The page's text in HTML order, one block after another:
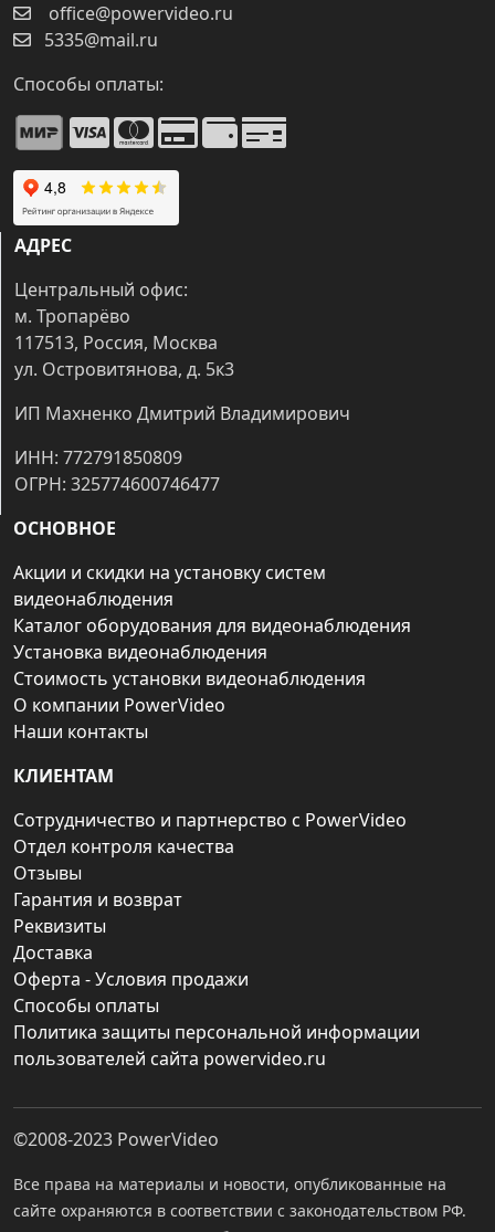
office@powervideo.ru
5335@mail.ru
Способы оплаты:
АДРЕС
Центральный офис:
м. Тропарёво
117513, Россия, Москва
ул. Островитянова, д. 5к3
ИП Махненко Дмитрий Владимирович
ИНН: 772791850809
ОГРН: 325774600746477
ОСНОВНОЕ
Акции и скидки на установку систем
видеонаблюдения
Каталог оборудования для видеонаблюдения
Установка видеонаблюдения
Стоимость установки видеонаблюдения
О компании PowerVideo
Наши контакты
КЛИЕНТАМ
Сотрудничество и партнерство с PowerVideo
Отдел контроля качества
Отзывы
Гарантия и возврат
Реквизиты
Доставка
Оферта - Условия продажи
Способы оплаты
Политика защиты персональной информации
пользователей сайта powervideo.ru
©2008-2023 PowerVideo
Все права на материалы и новости, опубликованные на
сайте охраняются в соответствии с законодательством РФ.